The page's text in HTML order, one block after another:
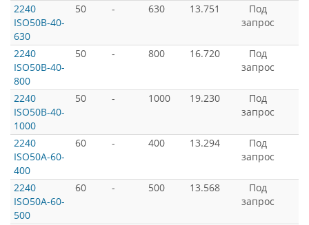
2240
ISO50B-40-
630
50 - 630 13.751
Под
запрос
2240
ISO50B-40-
800
50 - 800 16.720
Под
запрос
2240
ISO50B-40-
1000
50 - 1000 19.230
Под
запрос
2240
ISO50A-60-
400
60 - 400 13.294
Под
запрос
2240
ISO50A-60-
500
60 - 500 13.568
Под
запрос